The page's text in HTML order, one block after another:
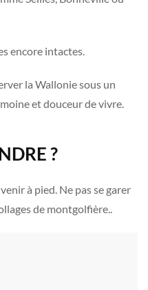
encore intactes.
la Wallonie sous un
et douceur de vivre.
?
à pied. Ne pas se garer
de montgolfière..